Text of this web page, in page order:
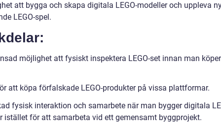
att bygga och skapa digitala LEGO-modeller och uppleva
LEGO-spel.
möjlighet att fysiskt inspektera LEGO-set innan man
att köpa förfalskade LEGO-produkter på vissa plattformar.
fysisk interaktion och samarbete när man bygger digitala
istället för att samarbeta vid ett gemensamt byggprojekt.